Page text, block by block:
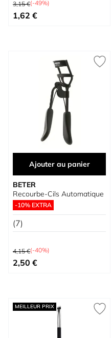
3,15 €(-49%)
Prix spécial
1,62 €
Ajouter au panier
BETER
Recourbe-Cils Automatique
-10% EXTRA
(7)
Prix normal
4,15 €(-40%)
Prix spécial
2,50 €
MEILLEUR PRIX